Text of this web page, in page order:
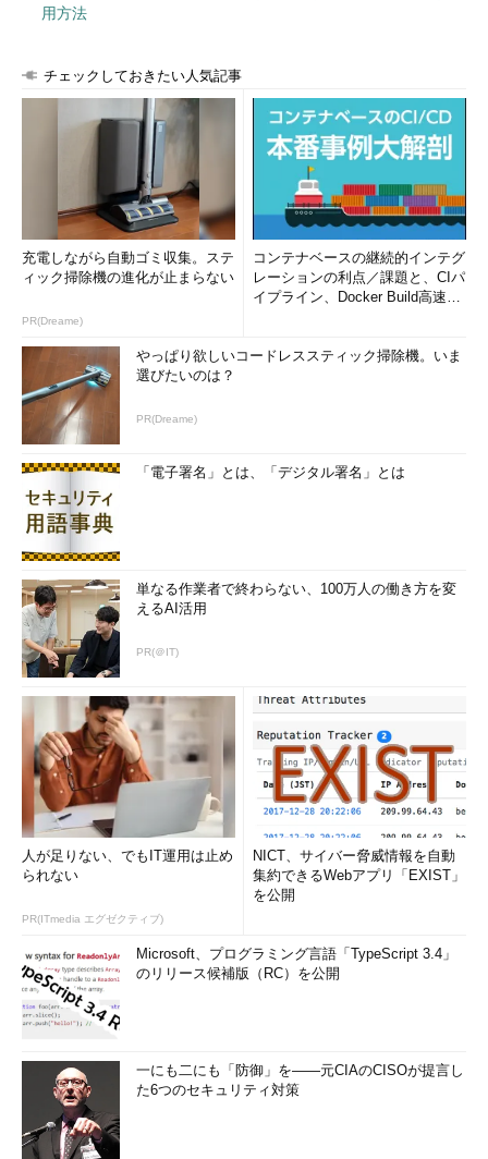
用方法
チェックしておきたい人気記事
充電しながら自動ゴミ収集。ステ
ィック掃除機の進化が止まらない
PR(Dreame)
コンテナベースの継続的インテグ
レーションの利点／課題と、CIパ
イプライン、Docker Build高速化
やっぱり欲しいコードレススティック掃除機。いま
選びたいのは？
PR(Dreame)
「電子署名」とは、「デジタル署名」とは
単なる作業者で終わらない、100万人の働き方を変
えるAI活用
PR(＠IT)
人が足りない、でもIT運用は止め
られない
PR(ITmedia エグゼクティブ)
NICT、サイバー脅威情報を自動
集約できるWebアプリ「EXIST」
を公開
Microsoft、プログラミング言語「TypeScript 3.4」
のリリース候補版（RC）を公開
一にも二にも「防御」を――元CIAのCISOが提言し
た6つのセキュリティ対策